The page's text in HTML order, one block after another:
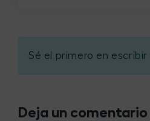
Sé el primero en
Deja un comentario